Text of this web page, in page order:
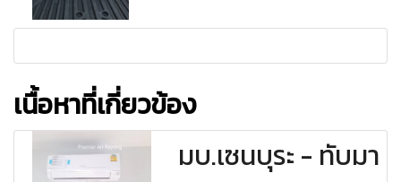
เนื้อหาที่เกี่ยวข้อง
มบ.เซนบุระ - ทับมา